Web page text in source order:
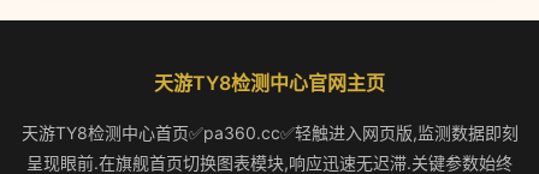
天游TY8检测中心官网主页
天游TY8检测中心首页✅pa360.cc✅轻触进入网页版,监测数据即刻
呈现眼前.在旗舰首页切换图表模块,响应迅速无迟滞.关键参数始终